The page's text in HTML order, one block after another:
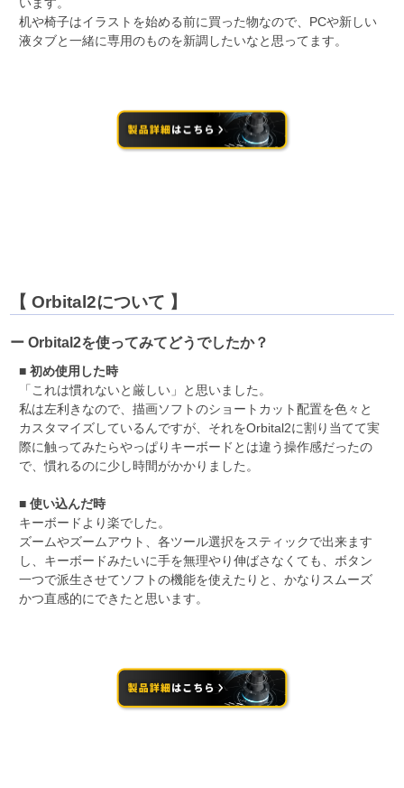
机や椅子はイラストを始める前に買った物なので、PCや新しい
液タブと一緒に専用のものを新調したいなと思ってます。
【 Orbital2について 】
ー Orbital2を使ってみてどうでしたか？
■初め使用した時
「これは慣れないと厳しい」と思いました。
私は左利きなので、描画ソフトのショートカット配置を色々と
カスタマイズしているんですが、それをOrbital2に割り当てて実
際に触ってみたらやっぱりキーボードとは違う操作感だったの
で、慣れるのに少し時間がかかりました。
■使い込んだ時
キーボードより楽でした。
ズームやズームアウト、各ツール選択をスティックで出来ます
し、キーボードみたいに手を無理やり伸ばさなくても、ボタン
一つで派生させてソフトの機能を使えたりと、かなりスムーズ
かつ直感的にできたと思います。